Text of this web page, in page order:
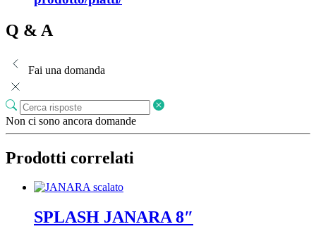
Q & A
Fai una domanda
Non ci sono ancora domande
Prodotti correlati
SPLASH JANARA 8″